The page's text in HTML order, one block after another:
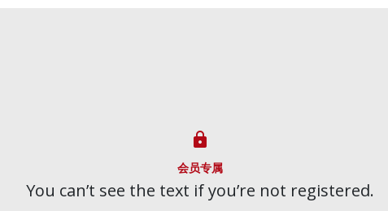

会员专属
You can’t see the text if you’re not registered.